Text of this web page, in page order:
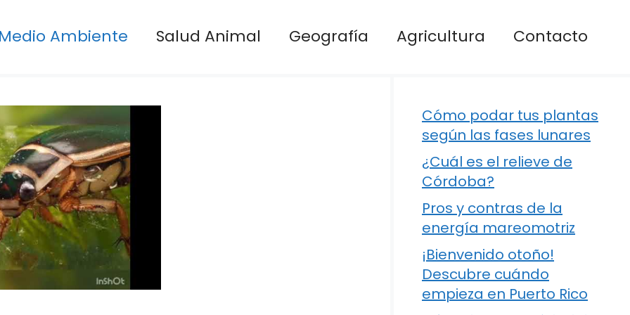
Medio Ambiente Salud Animal Geografía Agricultura Contacto
Cómo podar tus plantas
según las fases lunares
¿Cuál es el relieve de
Córdoba?
Pros y contras de la
energía mareomotriz
¡Bienvenido otoño!
Descubre cuándo
empieza en Puerto Rico